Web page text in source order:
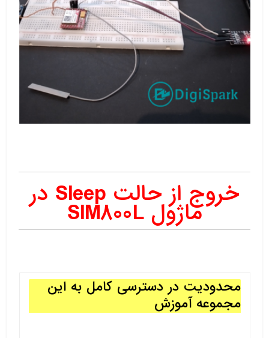
خروج از حالت Sleep در
ماژول SIM800L
محدودیت در دسترسی کامل به این
مجموعه آموزش